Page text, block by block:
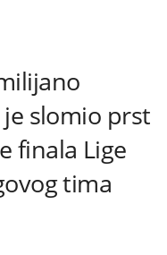
slomio prst
finala Lige
tima